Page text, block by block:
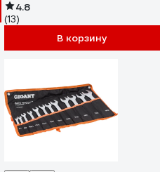
06-05-44
4.8
(13)
В корзину